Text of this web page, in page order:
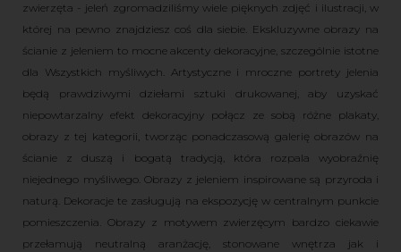
zwierzęta - jeleń zgromadziliśmy wiele pięknych zdjęć i ilustracji, w
której na pewno znajdziesz coś dla siebie. Ekskluzywne obrazy na
ścianie z jeleniem to mocne akcenty dekoracyjne, szczególnie istotne
dla Wszystkich myśliwych. Artystyczne i mroczne portrety jelenia
będą prawdziwymi dziełami sztuki drukowanej, aby uzyskać
niepowtarzalny efekt dekoracyjny połącz ze sobą różne plakaty,
obrazy z tej kategorii, tworząc ponadczasową galerię obrazów na
ścianie z duszą i bogatą tradycją, która rozpala wyobraźnię
niejednego myśliwego. Obrazy z jeleniem inspirowane są przyroda i
naturą. Dekoracje te zasługują na ekspozycję w centralnym punkcie
pomieszczenia. Obrazy z motywem zwierzęcym bardzo ciekawie
przełamują neutralną aranżację, stonowane wnętrza jak i